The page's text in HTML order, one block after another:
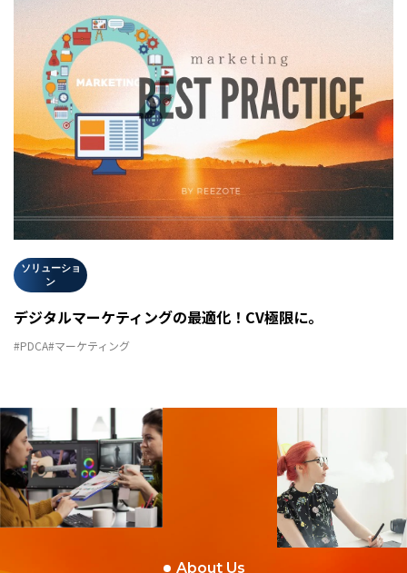
ソリューショ
ン
デジタルマーケティングの最適化！CV極限に。
#PDCA#マーケティング
About Us